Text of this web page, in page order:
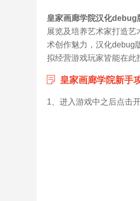
皇家画廊学院汉化debug
展览及培养艺术家打造
术创作魅力，汉化debug
拟经营游戏玩家皆能在此
皇家画廊学院新手
1、进入游戏中之后点击